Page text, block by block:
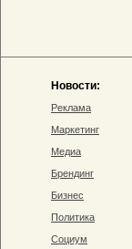
Новости:
Реклама
Маркетинг
Медиа
Брендинг
Бизнес
Политика
Социум